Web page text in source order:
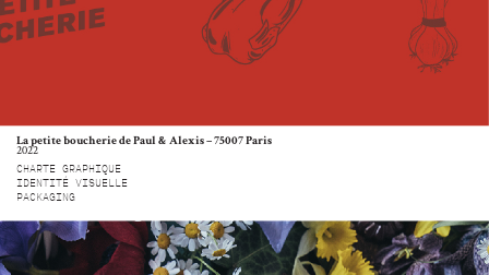
La petite boucherie de Paul & Alexis – 75007 Paris
2022
CHARTE GRAPHIQUE
IDENTITÉ VISUELLE
PACKAGING